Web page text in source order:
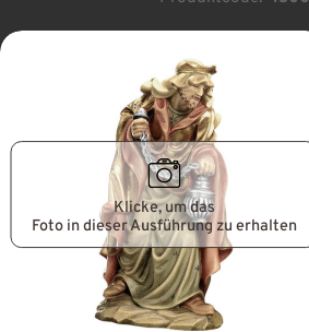
Klicke, um das
Foto in dieser Ausführung zu erhalten